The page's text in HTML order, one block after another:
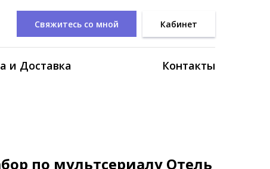
Свяжитесь со мной Кабинет
и Доставка Контакты
по мультсериалу Отель